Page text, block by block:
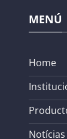
MENÚ
Home
Notícias